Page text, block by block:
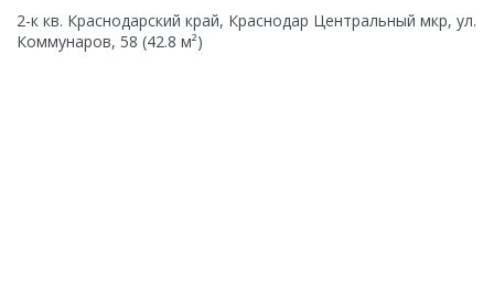
2-к кв. Краснодарский край, Краснодар Центральный мкр, ул.
Коммунаров, 58 (42.8 м²)